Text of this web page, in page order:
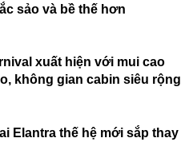
sảo và bề thế hơn
xuất hiện với mui cao
không gian cabin siêu rộng
Elantra thế hệ mới sắp thay